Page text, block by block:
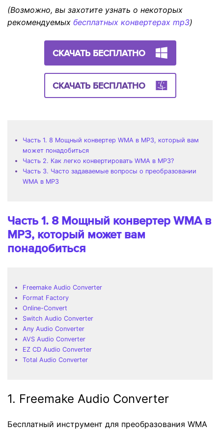
(Возможно, вы захотите узнать о некоторых
рекомендуемых бесплатных конвертерах mp3)
СКАЧАТЬ БЕСПЛАТНО
СКАЧАТЬ БЕСПЛАТНО
Часть 1. 8 Мощный конвертер WMA в MP3, который вам
может понадобиться
Часть 2. Как легко конвертировать WMA в MP3?
Часть 3. Часто задаваемые вопросы о преобразовании
WMA в MP3
Часть 1. 8 Мощный конвертер WMA в
MP3, который может вам
понадобиться
Freemake Audio Converter
Format Factory
Online-Convert
Switch Audio Converter
Any Audio Converter
AVS Audio Converter
EZ CD Audio Converter
Total Audio Converter
1. Freemake Audio Converter
Бесплатный инструмент для преобразования WMA